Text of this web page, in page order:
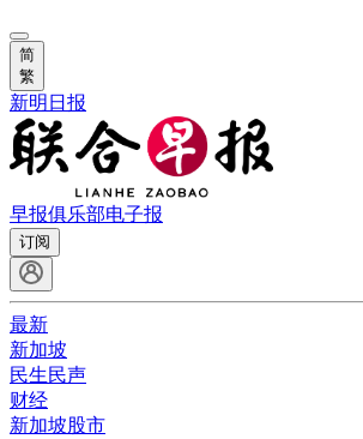
简
繁
新明日报
早报俱乐部电子报
订阅
最新
新加坡
民生民声
财经
新加坡股市